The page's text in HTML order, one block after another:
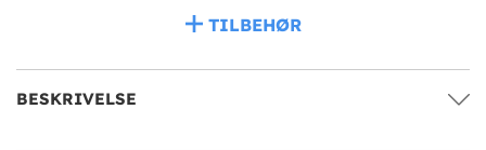
TILBEHØR
BESKRIVELSE